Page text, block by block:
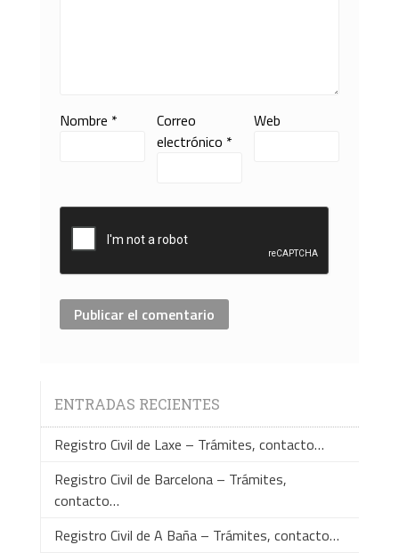
Nombre *
Correo
electrónico *
Web
ENTRADAS RECIENTES
Registro Civil de Laxe – Trámites, contacto…
Registro Civil de Barcelona – Trámites,
contacto…
Registro Civil de A Baña – Trámites, contacto…